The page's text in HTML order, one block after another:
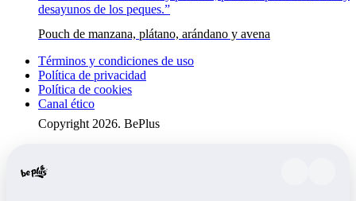
Pouch de manzana, plátano, arándano y avena
Términos y condiciones de uso
Política de privacidad
Política de cookies
Canal ético
Copyright 2026. BePlus